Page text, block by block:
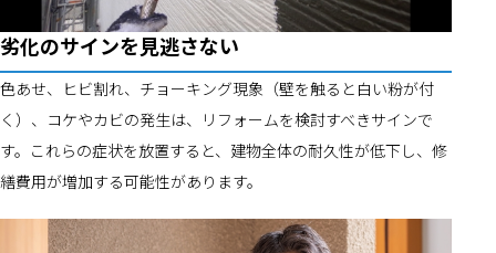
劣化のサインを見逃さない
色あせ、ヒビ割れ、チョーキング現象（壁を触ると白い粉が付
く）、コケやカビの発生は、リフォームを検討すべきサインで
す。これらの症状を放置すると、建物全体の耐久性が低下し、修
繕費用が増加する可能性があります。